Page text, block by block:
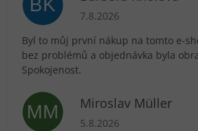
BK Hodnocení obchodu je 5
7.8.2026
Byl to můj první nákup na tomto e-
bez problémů a objednávka byla
Spokojenost.
MM Miroslav Müller
Hodnocení obchodu je 5
5.8.2026